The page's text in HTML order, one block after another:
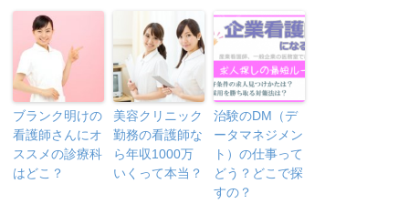
ブランク明けの
看護師さんにオ
ススメの診療科
はどこ？
美容クリニック
勤務の看護師な
ら年収1000万
いくって本当？
治験のDM（デ
ータマネジメン
ト）の仕事って
どう？どこで探
すの？